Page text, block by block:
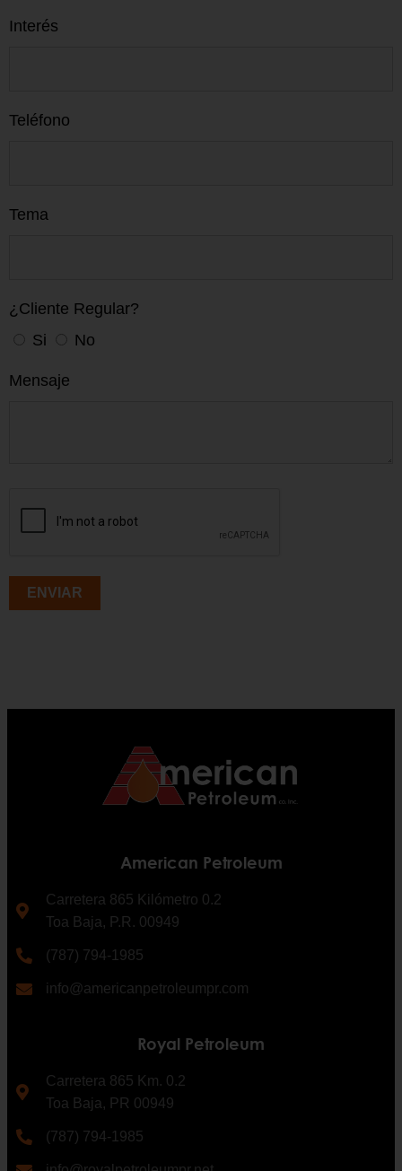
Interés
Teléfono
Tema
¿Cliente Regular?
Si
No
Mensaje
ENVIAR
American Petroleum
Carretera 865 Kilómetro 0.2
Toa Baja, P.R. 00949
(787) 794-1985
info@americanpetroleumpr.com
Royal Petroleum
Carretera 865 Km. 0.2
Toa Baja, PR 00949
(787) 794-1985